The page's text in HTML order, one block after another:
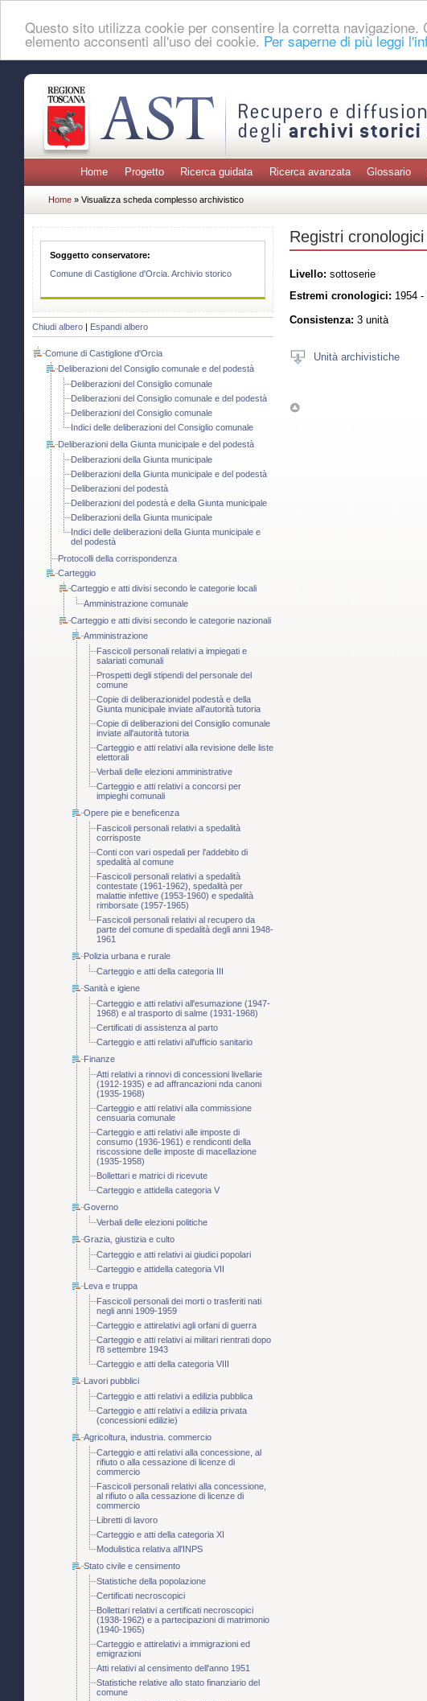
Questo sito utilizza cookie per consentire la corretta
elemento acconsenti all'uso dei cookie. Per saperne di più leggi
Home Progetto Ricerca guidata Ricerca avanzata Glossario
Home » Visualizza scheda complesso archivistico
Soggetto conservatore:
Comune di Castiglione d'Orcia. Archivio storico
Chiudi albero Espandi albero
Comune di Castiglione d'Orcia
Deliberazioni del Consiglio comunale e del podestà
Deliberazioni del Consiglio comunale
Deliberazioni del Consiglio comunale e del podestà
Deliberazioni del Consiglio comunale
Indici delle deliberazioni del Consiglio comunale
Deliberazioni della Giunta municipale e del podestà
Deliberazioni della Giunta municipale
Deliberazioni della Giunta municipale e del podestà
Deliberazioni del podestà
Deliberazioni del podestà e della Giunta municipale
Deliberazioni della Giunta municipale
Indici delle deliberazioni della Giunta municipale e
del podestà
Protocolli della corrispondenza
Carteggio
Carteggio e atti divisi secondo le categorie locali
Amministrazione comunale
Carteggio e atti divisi secondo le categorie nazionali
Amministrazione
Fascicoli personali relativi a impiegati e
salariati comunali
Prospetti degli stipendi del personale del
comune
Copie di deliberazionidel podestà e della
Giunta municipale inviate all'autorità tutoria
Copie di deliberazioni del Consiglio comunale
inviate all'autorità tutoria
Carteggio e atti relativi alla revisione delle liste
elettorali
Verbali delle elezioni amministrative
Carteggio e atti relativi a concorsi per
impieghi comunali
Opere pie e beneficenza
Fascicoli personali relativi a spedalità
corrisposte
Conti con vari ospedali per l'addebito di
spedalità al comune
Fascicoli personali relativi a spedalità
contestate (1961-1962), spedalità per
malattie infettive (1953-1960) e spedalità
rimborsate (1957-1965)
Fascicoli personali relativi al recupero da
parte del comune di spedalità degli anni 1948-
1961
Polizia urbana e rurale
Carteggio e atti della categoria III
Sanità e igiene
Carteggio e atti relativi all'esumazione (1947-
1968) e al trasporto di salme (1931-1968)
Certificati di assistenza al parto
Carteggio e atti relativi all'ufficio sanitario
Finanze
Atti relativi a rinnovi di concessioni livellarie
(1912-1935) e ad affrancazioni nda canoni
(1935-1968)
Carteggio e atti relativi alla commissione
censuaria comunale
Carteggio e atti relativi alle imposte di
consumo (1936-1961) e rendiconti della
riscossione delle imposte di macellazione
(1935-1958)
Bollettari e matrici di ricevute
Carteggio e attidella categoria V
Governo
Verbali delle elezioni politiche
Grazia, giustizia e culto
Carteggio e atti relativi ai giudici popolari
Carteggio e attidella categoria VII
Leva e truppa
Fascicoli personali dei morti o trasferiti nati
negli anni 1909-1959
Carteggio e attirelativi agli orfani di guerra
Carteggio e atti relativi ai militari rientrati dopo
l'8 settembre 1943
Carteggio e atti della categoria VIII
Lavori pubblici
Carteggio e atti relativi a edilizia pubblica
Carteggio e atti relativi a edilizia privata
(concessioni edilizie)
Agricoltura, industria. commercio
Carteggio e atti relativi alla concessione, al
rifiuto o alla cessazione di licenze di
commercio
Fascicoli personali relativi alla concessione,
al rifiuto o alla cessazione di licenze di
commercio
Libretti di lavoro
Carteggio e atti della categoria XI
Modulistica relativa all'INPS
Stato civile e censimento
Statistiche della popolazione
Certificati necroscopici
Bollettari relativi a certificati necroscopici
(1938-1962) e a partecipazioni di matrimonio
(1940-1965)
Carteggio e attirelativi a immigrazioni ed
emigrazioni
Atti relativi al censimento dell'anno 1951
Statistiche relative allo stato finanziario del
comune
Registri
Livello: sottoserie
Estremi cronologici: 1954 -
Consistenza: 3 unità
Unità archivistiche